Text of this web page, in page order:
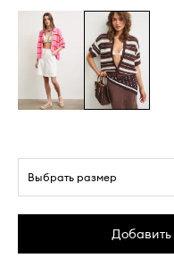
Выбрать размер
Добавить